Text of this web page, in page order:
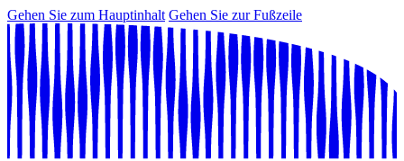
Gehen Sie zum Hauptinhalt Gehen Sie zur Fußzeile